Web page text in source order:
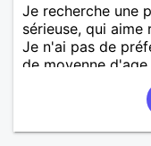
Je recherche une
sérieuse, qui aime
Je n'ai pas de
de moyenne